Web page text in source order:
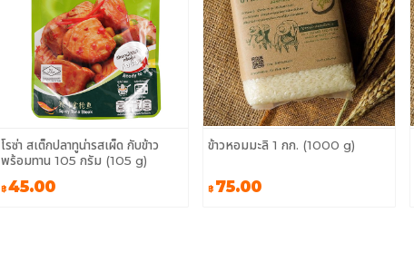
โรซ่า สเต็กปลาทูน่ารสเผ็ด กับข้าว
พร้อมทาน 105 กรัม (105 g)
฿45.00
ข้าวหอมมะลิ 1 กก. (1000 g)
฿ 75.00